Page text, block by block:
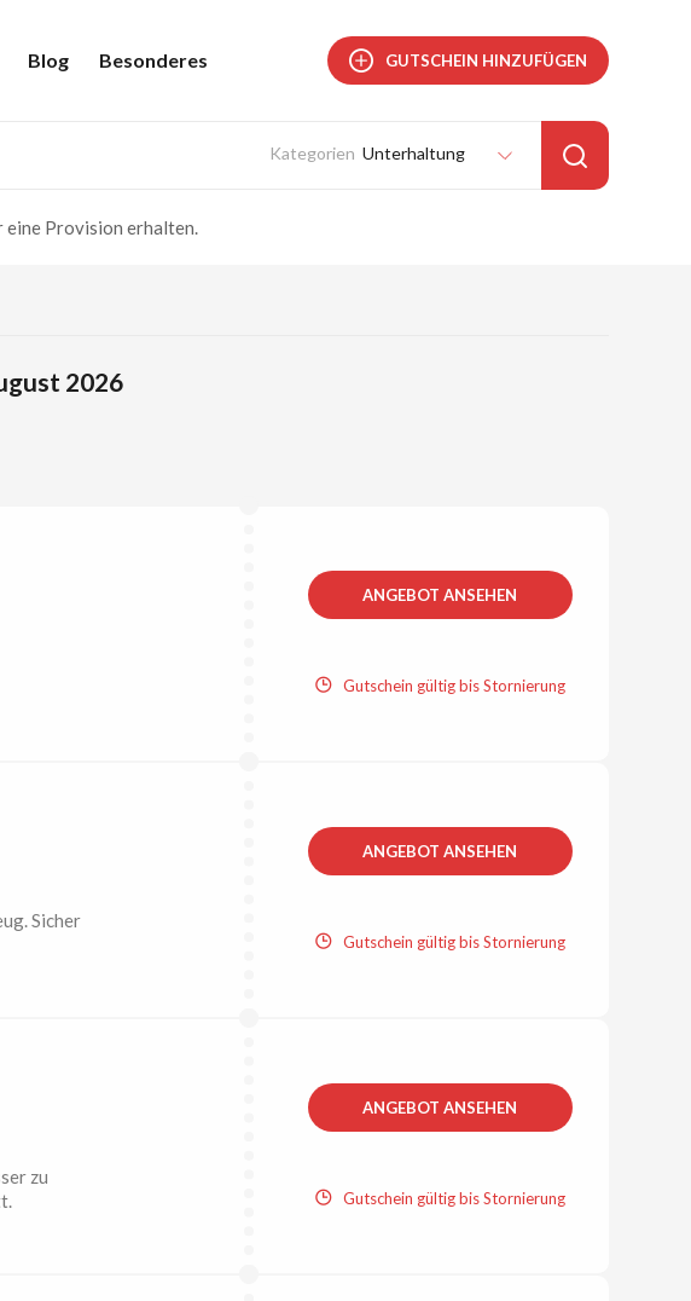
Blog Besonderes GUTSCHEIN HINZUFÜGEN
Unterhaltung
eine Provision erhalten.
2026
ANGEBOT ANSEHEN
Gutschein gültig bis Stornierung
Sicher
ANGEBOT ANSEHEN
Gutschein gültig bis Stornierung
zu
ANGEBOT ANSEHEN
Gutschein gültig bis Stornierung